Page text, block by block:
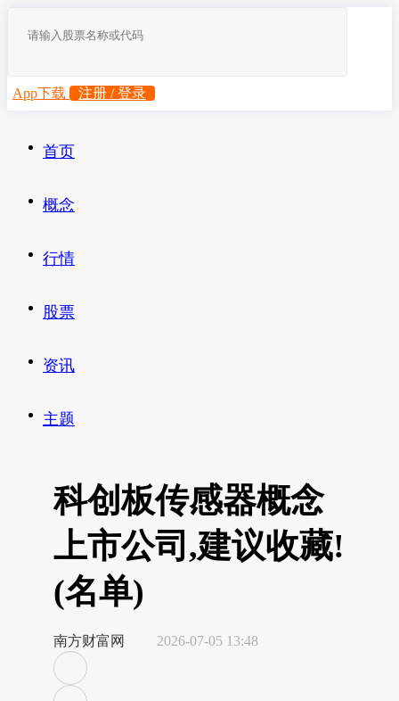
App下载 注册 / 登录
首页
概念
行情
股票
资讯
主题
科创板传感器概念
上市公司,建议收藏!
(名单)
南方财富网 2026-07-05 13:48